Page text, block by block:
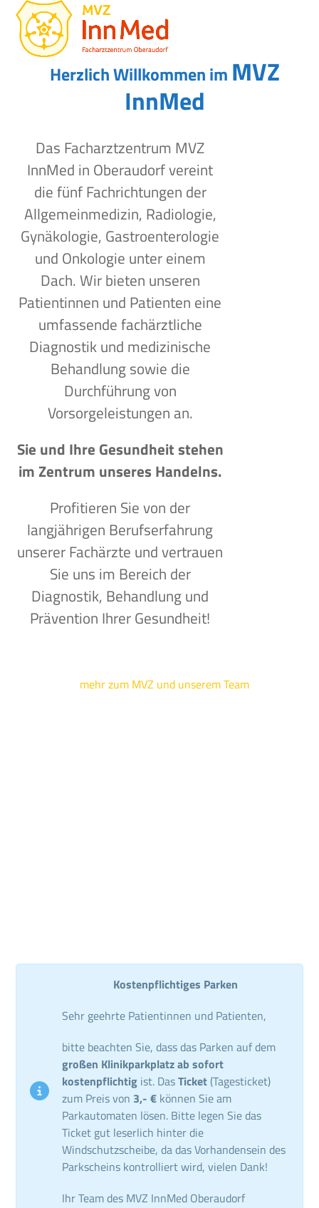
Skip
content
Open
mobile
menu
Close
mobile
menu
Herzlich Willkommen im MVZ
InnMed
Das Facharztzentrum MVZ
InnMed in Oberaudorf vereint
die fünf Fachrichtungen der
Allgemeinmedizin, Radiologie,
Gynäkologie, Gastroenterologie
und Onkologie unter einem
Dach. Wir bieten unseren
Patientinnen und Patienten eine
umfassende fachärztliche
Diagnostik und medizinische
Behandlung sowie die
Durchführung von
Vorsorgeleistungen an.
Sie und Ihre Gesundheit stehen
im Zentrum unseres Handelns.
Profitieren Sie von der
langjährigen Berufserfahrung
unserer Fachärzte und vertrauen
Sie uns im Bereich der
Diagnostik, Behandlung und
Prävention Ihrer Gesundheit!
mehr zum MVZ und unserem Team
Kostenpflichtiges Parken
Sehr geehrte Patientinnen und Patienten,
bitte beachten Sie, dass das Parken auf dem
großen Klinikparkplatz ab sofort
kostenpflichtig ist. DasTicket (Tagesticket)
zum Preis von 3,- € können Sie am
Parkautomaten lösen. Bitte legen Sie das
Ticket gut leserlich hinter die
Windschutzscheibe, da das Vorhandensein des
Parkscheins kontrolliert wird, vielen Dank!
Ihr Team des MVZ InnMed Oberaudorf